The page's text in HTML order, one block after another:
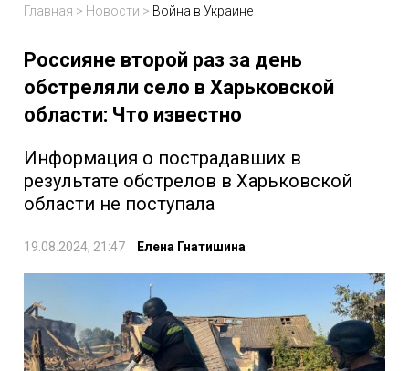
Главная > Новости > Война в Украине
Россияне второй раз за день
обстреляли село в Харьковской
области: Что известно
Информация о пострадавших в
результате обстрелов в Харьковской
области не поступала
19.08.2024, 21:47 Елена Гнатишина